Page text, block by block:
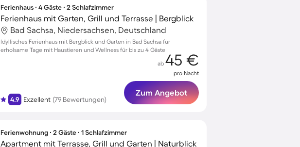
Ferienhaus ∙ 4 Gäste ∙ 2 Schlafzimmer
Ferienhaus mit Garten, Grill und Terrasse | Bergblick
Bad Sachsa, Niedersachsen, Deutschland
Idyllisches Ferienhaus mit Bergblick und Garten in Bad Sachsa für
erholsame Tage mit Haustieren und Wellness für bis zu 4 Gäste
4.9 Exzellent (79 Bewertungen)
ab 45 €
pro Nacht
Zum Angebot
Ferienwohnung ∙ 2 Gäste ∙ 1 Schlafzimmer
Apartment mit Terrasse, Grill und Garten | Naturblick